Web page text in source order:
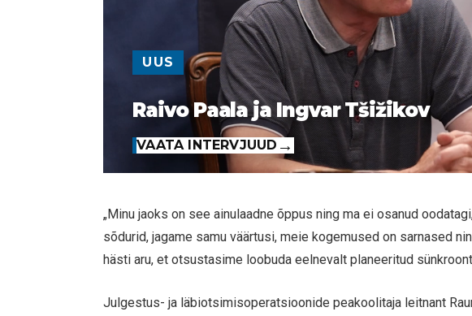
UUS
Raivo Paala ja Ingvar Tšižikov
VAATA INTERVJUUD
„Minu jaoks on see ainulaadne õppus ning ma ei osanud
sõdurid, jagame samu väärtusi, meie kogemused on sarnased
hästi aru, et otsustasime loobuda eelnevalt planeeritud
Julgestus- ja läbiotsimisoperatsioonide peakoolitaja leitnant